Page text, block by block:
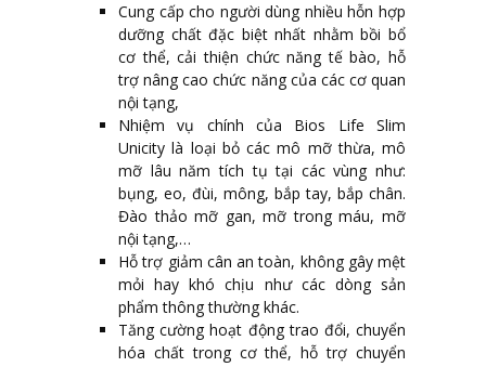
Cung cấp cho người dùng nhiều hỗn hợp
dưỡng chất đặc biệt nhất nhằm bồi bổ
cơ thể, cải thiện chức năng tế bào, hỗ
trợ nâng cao chức năng của các cơ quan
nội tạng,
Nhiệm vụ chính của Bios Life Slim
Unicity là loại bỏ các mô mỡ thừa, mô
mỡ lâu năm tích tụ tại các vùng như:
bụng, eo, đùi, mông, bắp tay, bắp chân.
Đào thảo mỡ gan, mỡ trong máu, mỡ
nội tạng,…
Hỗ trợ giảm cân an toàn, không gây mệt
mỏi hay khó chịu như các dòng sản
phẩm thông thường khác.
Tăng cường hoạt động trao đổi, chuyển
hóa chất trong cơ thể, hỗ trợ chuyển